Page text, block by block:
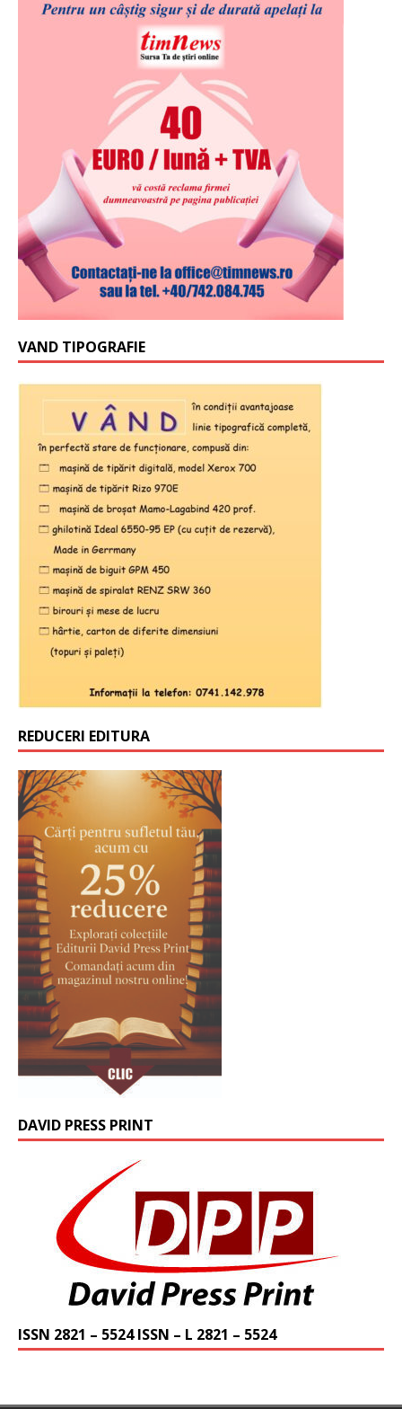
VAND TIPOGRAFIE
REDUCERI EDITURA
DAVID PRESS PRINT
ISSN 2821 – 5524 ISSN – L 2821 – 5524